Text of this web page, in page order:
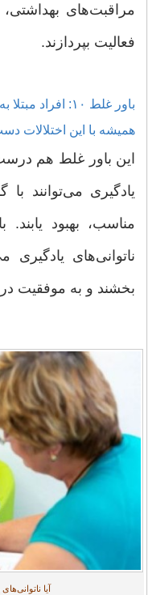
مراقبت‌های
فعالیت بپردازند.
باور غلط ۱۰:
همیشه با این اختلالات
این باور غلط هم
یادگیری می‌توانند
مناسب، بهبود یابند.
ناتوانی‌های یادگیری
بخشند و به موفقیت
آیا